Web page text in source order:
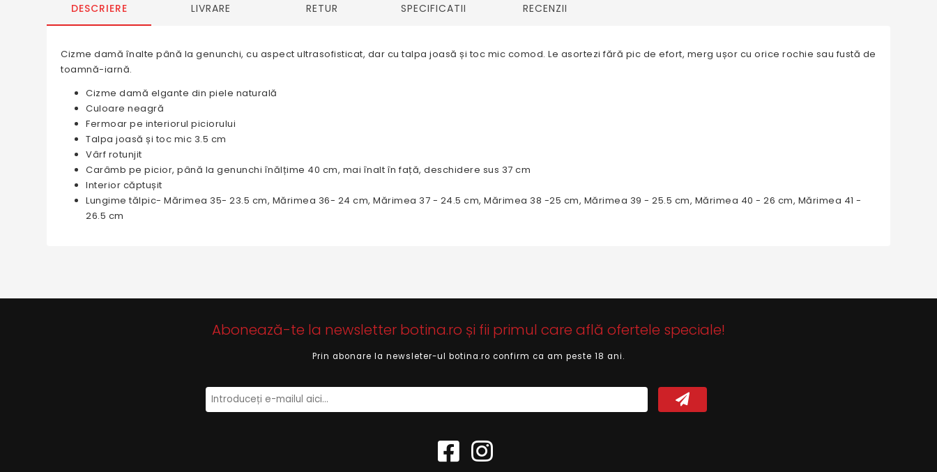
DESCRIERE LIVRARE RETUR SPECIFICATII RECENZII
Cizme damă înalte până la genunchi, cu aspect ultrasofisticat, dar cu talpa joasă și toc mic comod. Le asortezi fără pic de efort, merg ușor cu orice rochie sau fustă de
toamnă-iarnă.
Cizme damă elgante din piele naturală
Culoare neagră
Fermoar pe interiorul piciorului
Talpa joasă și toc mic 3.5 cm
Vârf rotunjit
Carâmb pe picior, până la genunchi înălțime 40 cm, mai înalt în față, deschidere sus 37 cm
Interior căptușit
Lungime tălpic- Mărimea 35- 23.5 cm, Mărimea 36- 24 cm, Mărimea 37 - 24.5 cm, Mărimea 38 -25 cm, Mărimea 39 - 25.5 cm, Mărimea 40 - 26 cm, Mărimea 41 -
26.5 cm
Abonează-te la newsletter botina.ro și fii primul care află ofertele speciale!
Prin abonare la newsleter-ul botina.ro confirm ca am peste 18 ani.